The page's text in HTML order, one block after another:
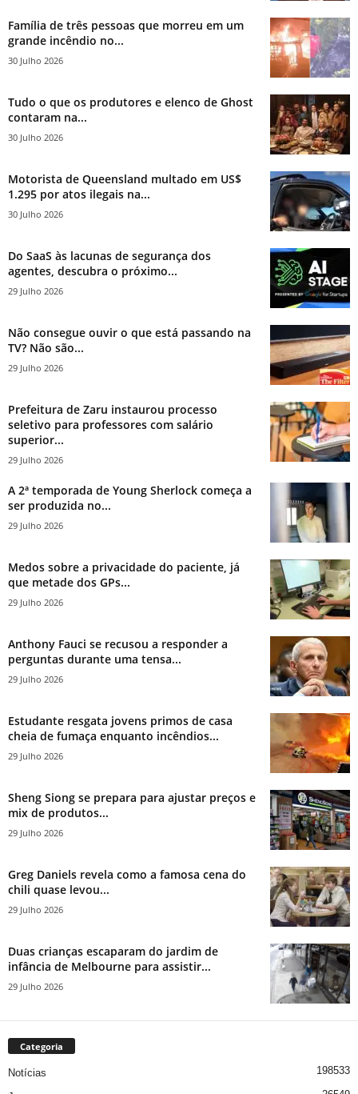
Família de três pessoas que morreu em um
grande incêndio no...
30 Julho 2026
Tudo o que os produtores e elenco de Ghost
contaram na...
30 Julho 2026
Motorista de Queensland multado em US$
1.295 por atos ilegais na...
30 Julho 2026
Do SaaS às lacunas de segurança dos
agentes, descubra o próximo...
29 Julho 2026
Não consegue ouvir o que está passando na
TV? Não são...
29 Julho 2026
Prefeitura de Zaru instaurou processo
seletivo para professores com salário
superior...
29 Julho 2026
A 2ª temporada de Young Sherlock começa a
ser produzida no...
29 Julho 2026
Medos sobre a privacidade do paciente, já
que metade dos GPs...
29 Julho 2026
Anthony Fauci se recusou a responder a
perguntas durante uma tensa...
29 Julho 2026
Estudante resgata jovens primos de casa
cheia de fumaça enquanto incêndios...
29 Julho 2026
Sheng Siong se prepara para ajustar preços e
mix de produtos...
29 Julho 2026
Greg Daniels revela como a famosa cena do
chili quase levou...
29 Julho 2026
Duas crianças escaparam do jardim de
infância de Melbourne para assistir...
29 Julho 2026
Categoria
Notícias 198533